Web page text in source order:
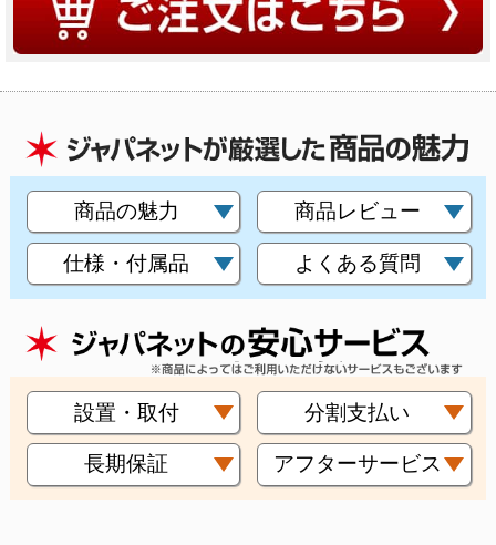
商品の魅力 商品レビュー
仕様・付属品 よくある質問
設置・取付 分割支払い
長期保証 アフターサービス